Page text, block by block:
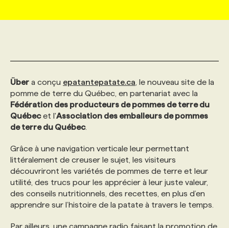
AFFAIRES DE L'INDUSTRIE
INITIATIVES NUMÉRIQUES
PRIX ET DISTINCTIONS
TENDANCES
WEB & MÉDIAS SOCIAUX
MARKETING DURABLE
GEO/SEO
ÉVÉNEMENTIEL
NOS AUTEUR‧RICES
INFOLETTRE PUBLICITÉ
ANNONCEZ AVEC NOUS
CONSULTER LA CVTHÈQUE
PROFIL ENTREPRISE
FAQ
ANNONCEZ AVEC NOUS
VOIR LES OFFRES
PROFIL CANDIDAT
FAQ
ANNONCEZ AVEC NOUS
NOS FORMATIONS EN LIGNE
NOS PARCOURS DE FORMATIONS
FORMATIONS PERSONNALISÉES
NOS FORMATEUR‧RICES
POURQUOI CHOISIR NOS FORMATIONS
CHASSE DE TÊTE
SERVICE DE CHASSE DE TÊTE
NOS TARIFS
NOS EXPERTISES
Über a conçu epatantepatate.ca , le nouveau site de la
pomme de terre du Québec, en partenariat avec la
Fédération des producteurs de pommes de terre du
Québecet l'Association des emballeurs de pommes
de terre du Québec.
Grâce à une navigation verticale leur permettant
littéralement de creuser le sujet, les visiteurs
découvriront les variétés de pommes de terre et leur
utilité, des trucs pour les apprécier à leur juste valeur,
des conseils nutritionnels, des recettes, en plus d’en
apprendre sur l’histoire de la patate à travers le temps.
Par ailleurs, une campagne radio faisant la promotion de